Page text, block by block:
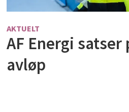
AKTUELT
AF Energi satser
avløp